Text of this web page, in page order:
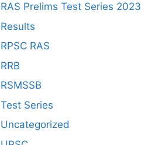
RAS Prelims Test Series 2023
Results
RPSC RAS
RRB
RSMSSB
Test Series
Uncategorized